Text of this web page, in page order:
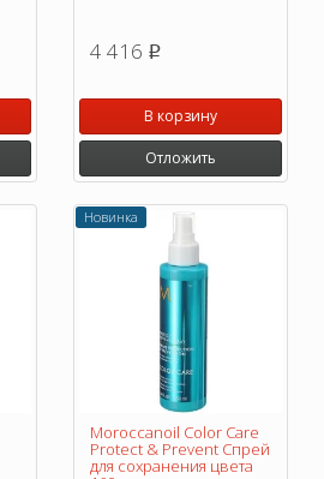
4 416 p
В корзину
Отложить
Новинка
Moroccanoil Color Care
Protect & Prevent Спрей
для сохранения цвета